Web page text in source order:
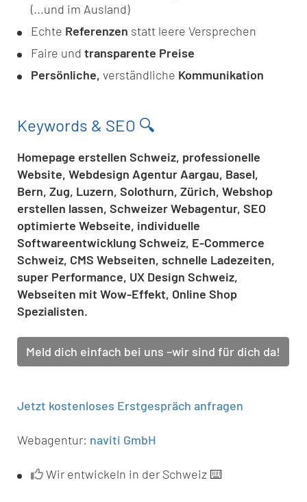
(...und im Ausland)
Echte Referenzen statt leere Versprechen
Faire und transparente Preise
Persönliche, verständliche Kommunikation
Keywords & SEO 🔍
Homepage erstellen Schweiz, professionelle
Website, Webdesign Agentur Aargau, Basel,
Bern, Zug, Luzern, Solothurn, Zürich, Webshop
erstellen lassen, Schweizer Webagentur, SEO
optimierte Webseite, individuelle
Softwareentwicklung Schweiz, E-Commerce
Schweiz, CMS Webseiten, schnelle Ladezeiten,
super Performance, UX Design Schweiz,
Webseiten mit Wow-Effekt, Online Shop
Spezialisten.
Meld dich einfach bei uns –wir sind für dich da!
Jetzt kostenloses Erstgespräch anfragen
Webagentur: naviti GmbH
Wir entwickeln in der Schweiz ⌨️